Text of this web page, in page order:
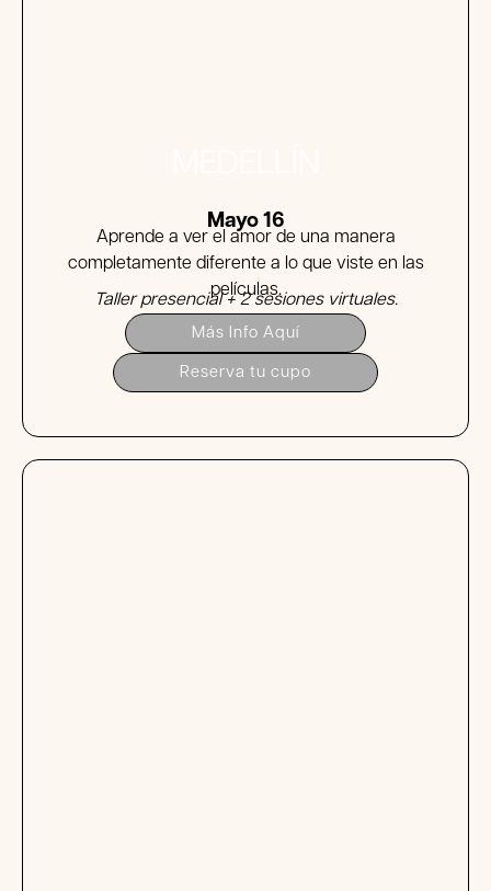
Mayo 16
Aprende a ver el amor de una manera
completamente diferente a lo que viste en las
películas.
Taller presencial + 2 sesiones virtuales.
Más Info Aquí
Reserva tu cupo